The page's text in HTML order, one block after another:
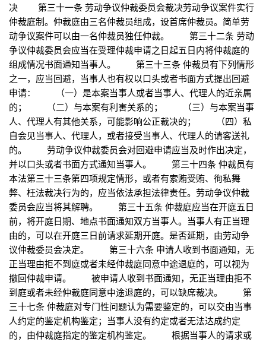
决 第三十一条 劳动争议仲裁委员会裁决劳动争议案件实行
仲裁庭制。仲裁庭由三名仲裁员组成，设首席仲裁员。简单劳
动争议案件可以由一名仲裁员独任仲裁。 第三十二条 劳动
争议仲裁委员会应当在受理仲裁申请之日起五日内将仲裁庭的
组成情况书面通知当事人。 第三十三条 仲裁员有下列情形
之一，应当回避，当事人也有权以口头或者书面方式提出回避
申请： （一）是本案当事人或者当事人、代理人的近亲属
的； （二）与本案有利害关系的； （三）与本案当事
人、代理人有其他关系，可能影响公正裁决的； （四）私
自会见当事人、代理人，或者接受当事人、代理人的请客送礼
的。 劳动争议仲裁委员会对回避申请应当及时作出决定，
并以口头或者书面方式通知当事人。 第三十四条 仲裁员有
本法第三十三条第四项规定情形，或者有索贿受贿、徇私舞
弊、枉法裁决行为的，应当依法承担法律责任。劳动争议仲裁
委员会应当将其解聘。 第三十五条 仲裁庭应当在开庭五日
前，将开庭日期、地点书面通知双方当事人。当事人有正当理
由的，可以在开庭三日前请求延期开庭。是否延期，由劳动争
议仲裁委员会决定。 第三十六条 申请人收到书面通知，无
正当理由拒不到庭或者未经仲裁庭同意中途退庭的，可以视为
撤回仲裁申请。 被申请人收到书面通知，无正当理由拒不
到庭或者未经仲裁庭同意中途退庭的，可以缺席裁决。 第
三十七条 仲裁庭对专门性问题认为需要鉴定的，可以交由当事
人约定的鉴定机构鉴定；当事人没有约定或者无法达成约定
的，由仲裁庭指定的鉴定机构鉴定。 根据当事人的请求或